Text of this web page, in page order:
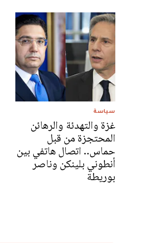
سياسة
غزة والتهدئة والرهائن
المحتجزة من قبل
حماس.. اتصال هاتفي بين
أنطوني بلينكن وناصر
بوريطة